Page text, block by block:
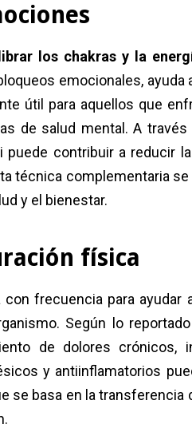
los chakras y la
emocionales, ayuda
útil para aquellos que
de salud mental. A
puede contribuir a reducir
técnica complementaria
y el bienestar.
física
frecuencia para ayudar
Según lo
de dolores crónicos,
y antiinflamatorios
se basa en la transferencia